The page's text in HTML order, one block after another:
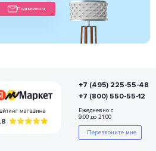
Подписаться
+7 (495) 225-55-48
+7 (800) 550-55-12
Ежедневно с
9:00 до 21:00
Перезвоните мне